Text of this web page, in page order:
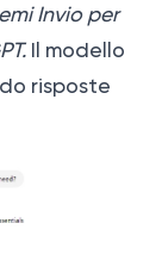
Invio per
Il modello
risposte